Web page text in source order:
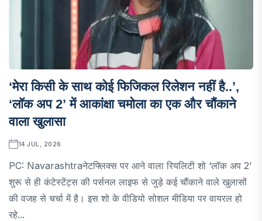
‘मेरा किसी के साथ कोई फिजिकल रिलेशन नहीं है..’,
‘लॉक अप 2’ में आकांक्षा चमोला का एक और चौंकाने
वाला खुलासा
14 JUL, 2026
PC: Navarashtraनेटफ्लिक्स पर आने वाला रियलिटी शो ‘लॉक अप 2’
शुरू से ही कंटेस्टेंट्स की पर्सनल लाइफ से जुड़े कई चौंकाने वाले खुलासों
की वजह से चर्चा में है। इस शो के वीडियो सोशल मीडिया पर वायरल हो
रहे...